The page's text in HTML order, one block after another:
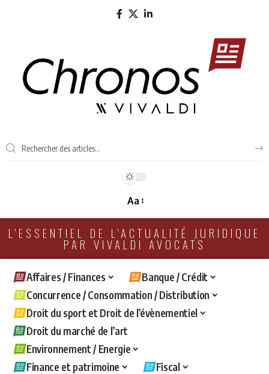
Aa
L'ESSENTIEL DE L'ACTUALITÉ JURIDIQUE
PAR VIVALDI AVOCATS
Affaires / Finances
Banque / Crédit
Concurrence / Consommation / Distribution
Droit du sport et Droit de l’évènementiel
Droit du marché de l’art
Environnement / Energie
Finance et patrimoine
Fiscal